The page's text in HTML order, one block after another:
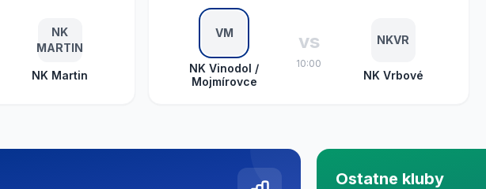
NK
MARTIN
NK Martin
VM
NK Vinodol /
Mojmírovce
vs
10:00
NKVR
NK Vrbové
Ostatne kluby